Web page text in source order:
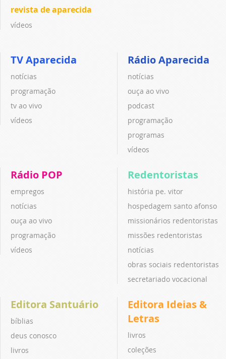
revista de aparecida
vídeos
TV Aparecida
notícias
programação
tv ao vivo
vídeos
Rádio Aparecida
notícias
ouça ao vivo
podcast
programação
programas
vídeos
Rádio POP
empregos
notícias
ouça ao vivo
programação
vídeos
Redentoristas
história pe. vitor
hospedagem santo afonso
missionários redentoristas
missões redentoristas
notícias
obras sociais redentoristas
secretariado vocacional
Editora Santuário
bíblias
deus conosco
livros
Editora Ideias &
Letras
livros
coleções